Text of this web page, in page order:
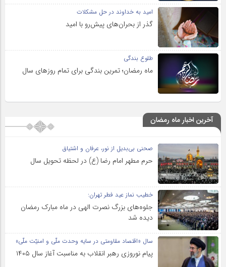
امید به خداوند در حل مشکلات
گذر از بحران‌های پیش‌رو با امید
طلوع بندگی
ماه رمضان؛ تمرین بندگی برای تمام روزهای سال
آخرین اخبار ماه رمضان
صحنی بی‌بدیل از نور، عرفان و اشتیاق
حرم مطهر امام رضا (ع) در لحظه تحویل سال
خطیب نماز عید فطر تهران:
جلوه‌های بزرگ نصرت الهی در ماه مبارک رمضان
دیده شد
سال «اقتصاد مقاومتی در سایه وحدت ملّی و امنیّت ملّی»
پیام نوروزی رهبر انقلاب به مناسبت آغاز سال ۱۴۰۵